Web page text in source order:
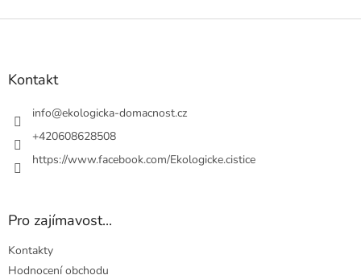
Z
Kontakt
info@ekologicka-domacnost.cz
+420608628508
https://www.facebook.com/Ekologicke.cistice
Pro zajímavost...
Kontakty
Hodnocení obchodu